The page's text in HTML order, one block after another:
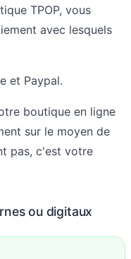
TPOP, vous
avec lesquels
et Paypal.
boutique en ligne
sur le moyen de
pas, c'est votre
ou digitaux